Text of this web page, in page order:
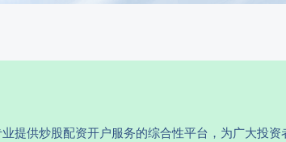
提供炒股配资开户服务的综合性平台，为广大投